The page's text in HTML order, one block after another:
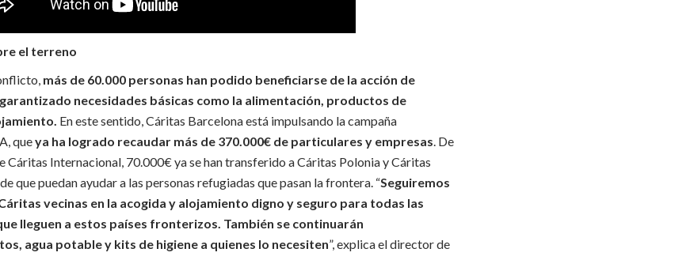
el terreno
más de 60.000 personas han podido beneficiarse de la acción de
necesidades básicas como la alimentación, productos de
En este sentido, Cáritas Barcelona está impulsando la campaña
queya ha logrado recaudar más de 370.000€ de particulares y empresas . De
Cáritas Internacional, 70.000€ ya se han transferido a Cáritas Polonia y Cáritas
que puedan ayudar a las personas refugiadas que pasan la frontera. “Seguiremos
vecinas en la acogida y alojamiento digno y seguro para todas las
lleguen a estos países fronterizos. También se continuarán
agua potable y kits de higiene a quienes lo necesiten”, explica el director de